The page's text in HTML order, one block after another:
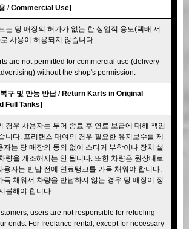
/ Commercial Use]
는 당 매장의 허가가 없는 한 상업적 용도(택배 서
사용이 허용되지 않습니다.
are not permitted for commercial use (delivery
without the shop's permission.
구 및 만능 반납 / Return Karts in Original
Full Tanks]
경우 사용자는 투어 종료 후 연료 보급에 대해 책임
니다. 프리랜스 대여의 경우 필요한 유지보수를 제
자는 당 매장의 동의 없이 스티커 부착이나 장치 설
량을 개조해서는 안 됩니다. 또한 차량은 원상태로
용자는 반납 전에 연료탱크를 가득 채워야 합니다.
득 채워서 차량을 반납하지 않는 경우 당 매장이 정
불해야 합니다.
users are not responsible for refueling
ends. For freelance rental, except for necessary